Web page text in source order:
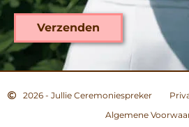
Verzenden
2026 - Jullie Ceremoniespreker
Algemene